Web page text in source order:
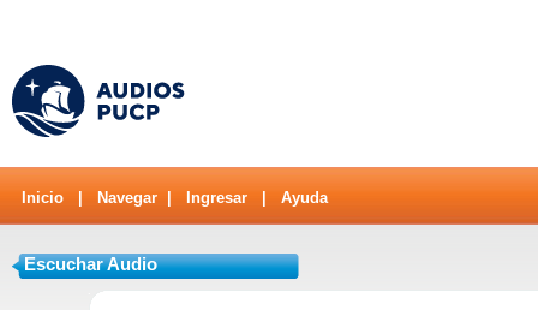
Inicio Navegar Ingresar Ayuda
Escuchar Audio